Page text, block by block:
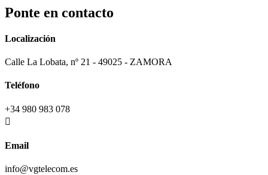
Ponte en contacto
Localización
Calle La Lobata, nº 21 - 49025 - ZAMORA
Teléfono
+34 980 983 078
Email
info@vgtelecom.es